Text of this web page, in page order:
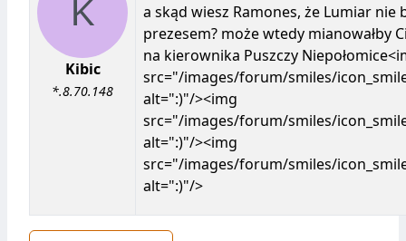
Kibic
*.8.70.148
a skąd wiesz Ramones, że Lumiar nie
prezesem? może wtedy mianowałby
na kierownika Puszczy
src="/images/forum/smiles/
alt=":)"/><img
src="/images/forum/smiles/
alt=":)"/><img
src="/images/forum/smiles/
alt=":)"/>